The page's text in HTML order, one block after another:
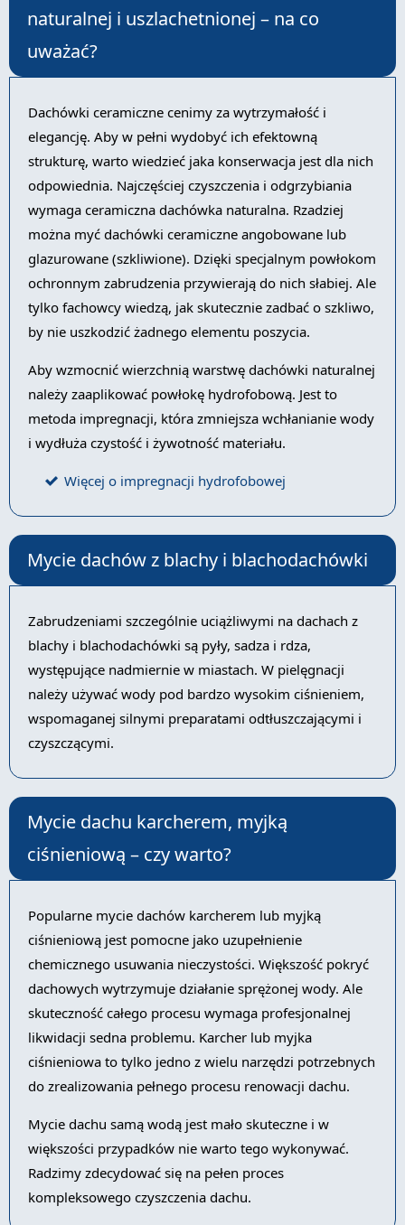
naturalnej i uszlachetnionej – na co
uważać?
Dachówki ceramiczne cenimy za wytrzymałość i
elegancję. Aby w pełni wydobyć ich efektowną
strukturę, warto wiedzieć jaka konserwacja jest dla nich
odpowiednia. Najczęściej czyszczenia i odgrzybiania
wymaga ceramiczna dachówka naturalna. Rzadziej
można myć dachówki ceramiczne angobowane lub
glazurowane (szkliwione). Dzięki specjalnym powłokom
ochronnym zabrudzenia przywierają do nich słabiej. Ale
tylko fachowcy wiedzą, jak skutecznie zadbać o szkliwo,
by nie uszkodzić żadnego elementu poszycia.
Aby wzmocnić wierzchnią warstwę dachówki naturalnej
należy zaaplikować powłokę hydrofobową. Jest to
metoda impregnacji, która zmniejsza wchłanianie wody
i wydłuża czystość i żywotność materiału.
Więcej o impregnacji hydrofobowej
Mycie dachów z blachy i blachodachówki
Zabrudzeniami szczególnie uciążliwymi na dachach z
blachy i blachodachówki są pyły, sadza i rdza,
występujące nadmiernie w miastach. W pielęgnacji
należy używać wody pod bardzo wysokim ciśnieniem,
wspomaganej silnymi preparatami odtłuszczającymi i
czyszczącymi.
Mycie dachu karcherem, myjką
ciśnieniową – czy warto?
Popularne mycie dachów karcherem lub myjką
ciśnieniową jest pomocne jako uzupełnienie
chemicznego usuwania nieczystości. Większość pokryć
dachowych wytrzymuje działanie sprężonej wody. Ale
skuteczność całego procesu wymaga profesjonalnej
likwidacji sedna problemu. Karcher lub myjka
ciśnieniowa to tylko jedno z wielu narzędzi potrzebnych
do zrealizowania pełnego procesu renowacji dachu.
Mycie dachu samą wodą jest mało skuteczne i w
większości przypadków nie warto tego wykonywać.
Radzimy zdecydować się na pełen proces
kompleksowego czyszczenia dachu.